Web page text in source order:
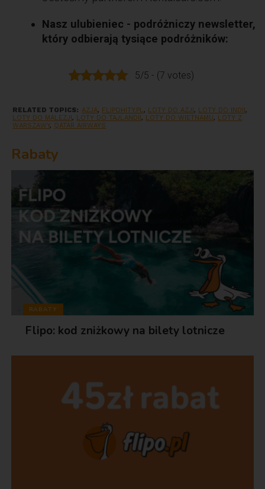
Nasz ulubieniec - podróżniczy newsletter,
który odbierają tysiące podróżników:
5/5 - (7 votes)
RELATED TOPICS: AZJA, FLIPOHITY.PL, LOTY DO AZJI, LOTY DO INDII,
LOTY DO MALEZJI, LOTY DO TAJLANDII, LOTY DO WIETNAMU, LOTY Z
WARSZAWY, QATAR AIRWAYS
Rabaty
RABATY
Flipo: kod zniżkowy na bilety lotnicze